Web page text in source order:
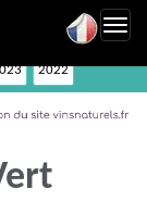
2022